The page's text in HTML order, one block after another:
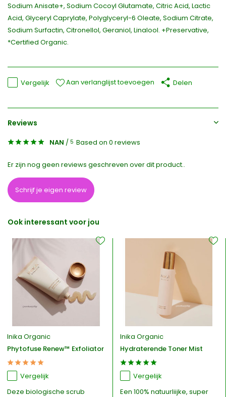
Sodium Anisate+, Sodium Cocoyl Glutamate, Citric Acid, Lactic
Acid, Glyceryl Caprylate, Polyglyceryl-6 Oleate, Sodium Citrate,
Sodium Surfactin, Citronellol, Geraniol, Linalool. +Preservative,
*Certified Organic.
Vergelijk Aan verlanglijst toevoegen Delen
Reviews
NAN / 5 Based on 0 reviews
Er zijn nog geen reviews geschreven over dit product..
Schrijf je eigen review
Ook interessant voor jou
Inika Organic
Phytofuse Renew™ Exfoliator
Vergelijk
Deze biologische scrub
Inika Organic
Hydraterende Toner Mist
Vergelijk
Een 100% natuurliijke, super